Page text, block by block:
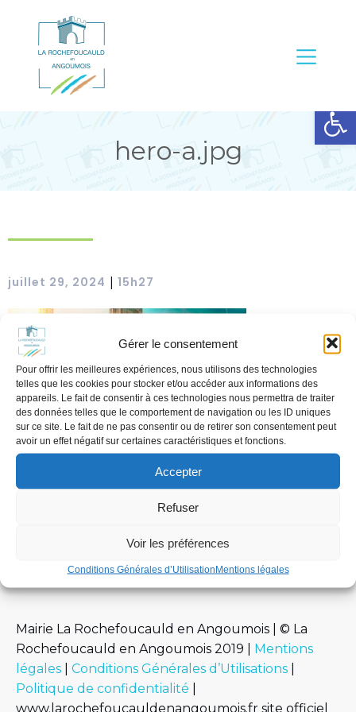
Ouvrir la barre d’outils
Gérer le consentement
Pour offrir les meilleures expériences, nous utilisons des technologies
telles que les cookies pour stocker et/ou accéder aux informations des
appareils. Le fait de consentir à ces technologies nous permettra de traiter
des données telles que le comportement de navigation ou les ID uniques
sur ce site. Le fait de ne pas consentir ou de retirer son consentement peut
avoir un effet négatif sur certaines caractéristiques et fonctions.
Accepter
Refuser
Voir les préférences
Conditions Générales d’UtilisationMentions légales
hero-a.jpg
juillet 29, 2024 15h27
Mairie La Rochefoucauld en Angoumois | © La
Rochefoucauld en Angoumois 2019 | Mentions
légales
Conditions Générales d’Utilisations
Politique de confidentialité
www.larochefoucauldenangoumois.fr site officiel